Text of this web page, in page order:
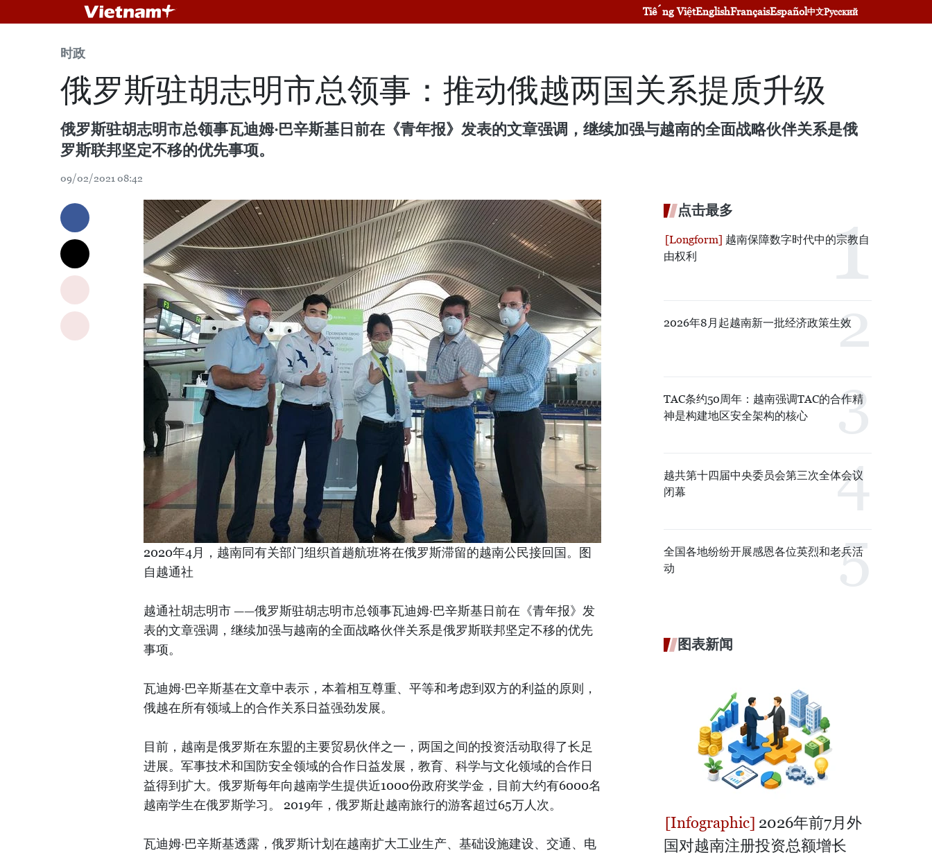
Tiếng ViệtEnglishFrançaisEspañol中文Русский
时政
俄罗斯驻胡志明市总领事：推动俄越两国关系提质升级
俄罗斯驻胡志明市总领事瓦迪姆·巴辛斯基日前在《青年报》发表的文章强调，继续加强与越南的全面战略伙伴关系是俄
罗斯联邦坚定不移的优先事项。
09/02/2021 08:42
2020年4月，越南同有关部门组织首趟航班将在俄罗斯滞留的越南公民接回国。图
自越通社
越通社胡志明市 ——俄罗斯驻胡志明市总领事瓦迪姆·巴辛斯基日前在《青年报》发
表的文章强调，继续加强与越南的全面战略伙伴关系是俄罗斯联邦坚定不移的优先
事项。
瓦迪姆·巴辛斯基在文章中表示，本着相互尊重、平等和考虑到双方的利益的原则，
俄越在所有领域上的合作关系日益强劲发展。
目前，越南是俄罗斯在东盟的主要贸易伙伴之一，两国之间的投资活动取得了长足
进展。军事技术和国防安全领域的合作日益发展，教育、科学与文化领域的合作日
益得到扩大。俄罗斯每年向越南学生提供近1000份政府奖学金，目前大约有6000名
越南学生在俄罗斯学习。 2019年，俄罗斯赴越南旅行的游客超过65万人次。
瓦迪姆·巴辛斯基透露，俄罗斯计划在越南扩大工业生产、基础设施建设、交通、电
点击最多
越南保障数字时代中的宗教自
由权利
2026年8月起越南新一批经济政策生效
TAC条约50周年：越南强调TAC的合作精
神是构建地区安全架构的核心
越共第十四届中央委员会第三次全体会议
闭幕
全国各地纷纷开展感恩各位英烈和老兵活
动
图表新闻
2026年前7月外
国对越南注册投资总额增长